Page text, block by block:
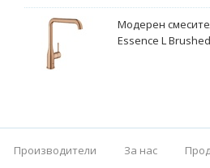
Модерен
Essence L
Производители За нас